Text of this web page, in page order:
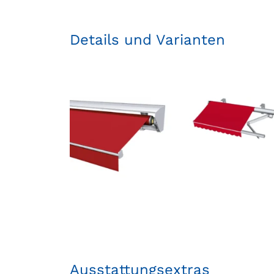
Details und Varianten
Ausstattungsextras